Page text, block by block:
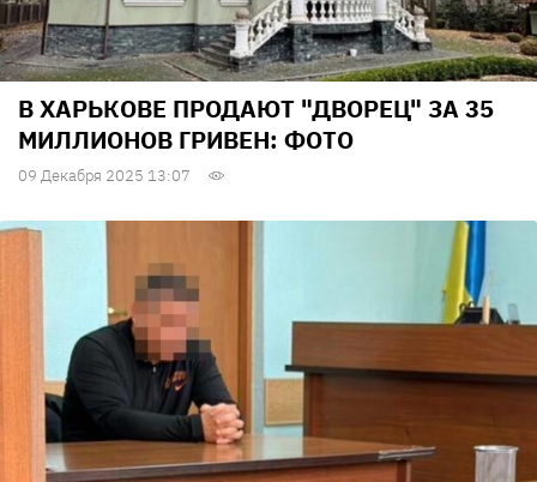
В ХАРЬКОВЕ ПРОДАЮТ "ДВОРЕЦ" ЗА 35
МИЛЛИОНОВ ГРИВЕН: ФОТО
09 Декабря 2025 13:07